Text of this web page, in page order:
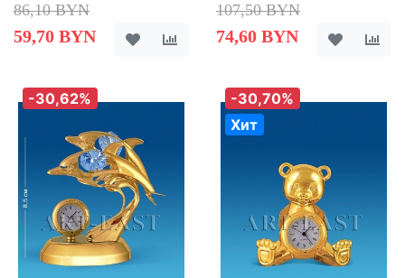
86,10 BYN
59,70 BYN
107,50 BYN
74,60 BYN
-30,62%
-30,70%
Хит